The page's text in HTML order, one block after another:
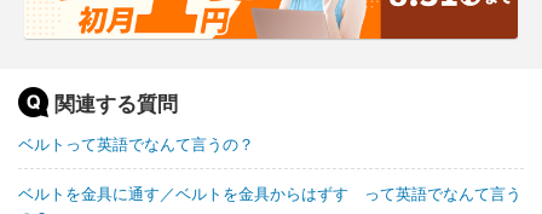
関連する質問
ベルトって英語でなんて言うの？
ベルトを金具に通す／ベルトを金具からはずす って英語でなんて言う